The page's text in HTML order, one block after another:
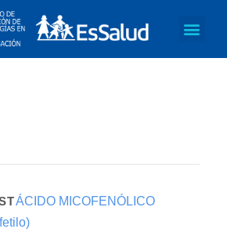
ÁCIDO MICOFENÓLICO